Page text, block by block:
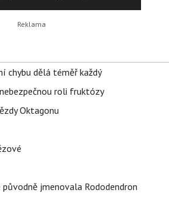
chybu dělá téměř každý
roli fruktózy
Oktagonu
jmenovala Rododendron